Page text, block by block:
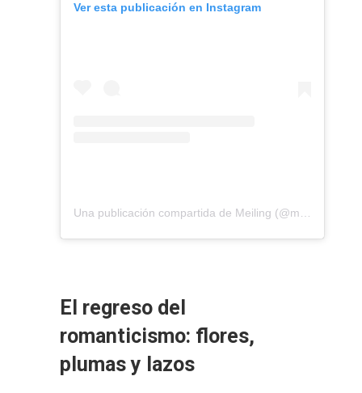
Ver esta publicación en Instagram
Una publicación compartida de Meiling (@meilinginc)
El regreso del
romanticismo: flores,
plumas y lazos